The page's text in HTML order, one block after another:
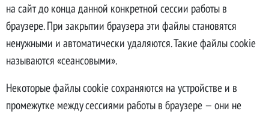
на сайт до конца данной конкретной сессии работы в
браузере. При закрытии браузера эти файлы становятся
ненужными и автоматически удаляются. Такие файлы cookie
называются «сеансовыми».
Некоторые файлы cookie сохраняются на устройстве и в
промежутке между сессиями работы в браузере — они не